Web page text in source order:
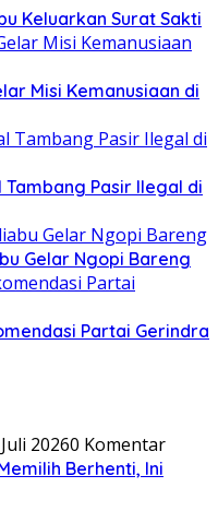
Keluarkan Surat Sakti
Misi Kemanusiaan di
Pasir Ilegal di
Gelar Ngopi Bareng
Partai Gerindra
20260 Komentar
Berhenti, Ini